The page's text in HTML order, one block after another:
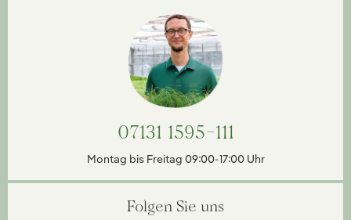
07131 1595-111
Montag bis Freitag 09:00-17:00 Uhr
Folgen Sie uns